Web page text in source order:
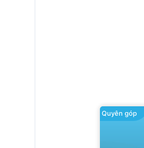
Quyên góp